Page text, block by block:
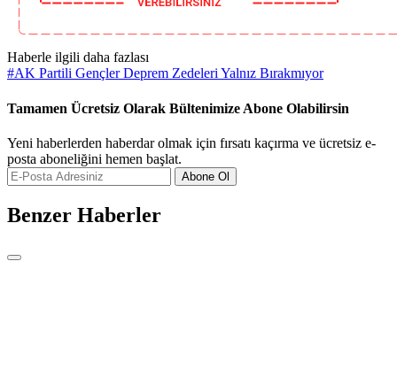
Haberle ilgili daha fazlası
#AK Partili Gençler Deprem Zedeleri Yalnız Bırakmıyor
Tamamen Ücretsiz Olarak Bültenimize Abone Olabilirsin
Yeni haberlerden haberdar olmak için fırsatı kaçırma ve ücretsiz e-
posta aboneliğini hemen başlat.
Abone Ol
Benzer Haberler